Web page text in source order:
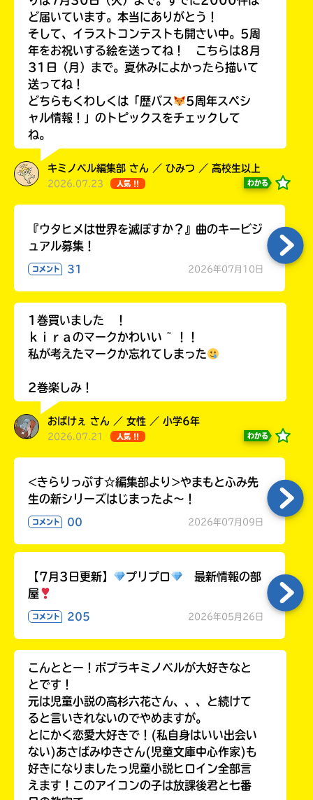
ど届いています。本当にありがとう！
そして、イラストコンテストも開さい中。5周
年をお祝いする絵を送ってね！ こちらは8月
31日（月）まで。夏休みによかったら描いて
送ってね！
どちらもくわしくは「歴バス
5周年スペシ
ャル情報！」のトピックスをチェックして
ね。
キミノベル編集部 さん ／ ひみつ ／ 高校生以上
2026.07.23 人気 !! わかる
『ウタヒメは世界を滅ぼすか？』曲のキービジ
ュアル募集！
コメント 31 2026年07月10日
1巻買いました ！
ｋｉｒａのマークかわいい ~ ！！
私が考えたマークか忘れてしまった
2巻楽しみ！
おばけぇ さん ／ 女性 ／ 小学6年
2026.07.21 人気 !! わかる
<きらりっぷす☆編集部より>やまもとふみ先
生の新シリーズはじまったよ～！
コメント 00 2026年07月09日
【7月3日更新】 プリプロ
最新情報の部
屋
コメント 205 2026年05月26日
こんととー！ポプラキミノベルが大好きなと
とです！
元は児童小説の高杉六花さん、、、と続けて
ると言いきれないのでやめますが。
とにかく恋愛大好きで！(私自身はいい出会い
ない)あさばみゆきさん(児童文庫中心作家)も
好きになりましたっ児童小説ヒロイン全部言
えます！このアイコンの子は放課後君と七番